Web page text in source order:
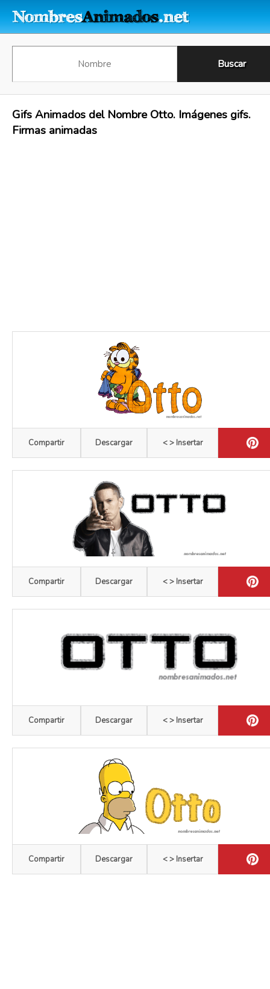
Gifs Animados del Nombre Otto. Imágenes gifs.
Firmas animadas
Compartir Descargar < > Insertar
Compartir Descargar < > Insertar
Compartir Descargar < > Insertar
Compartir Descargar < > Insertar